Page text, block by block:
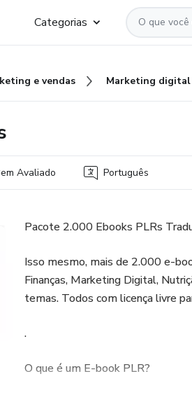
Categorias
e vendas Marketing digital
Avaliado Português
Pacote 2.000 Ebooks PLRs
Isso mesmo, mais de 2.000 e-
Finanças, Marketing Digital,
temas. Todos com licença livre
.
O que é um E-book PLR?